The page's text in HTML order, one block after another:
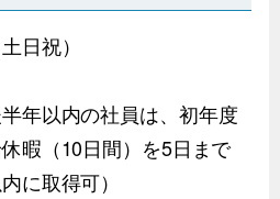
日祝）
年以内の社員は、初年度
暇（10日間）を5日まで
に取得可）